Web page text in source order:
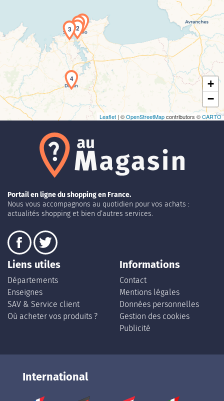
Chargement de la carte en cours...
1
2
3
4
+
−
Leaflet | ©OpenStreetMapcontributors ©CARTO
Portail en ligne du shopping en France.
Nous vous accompagnons au quotidien pour vos achats :
actualités shopping et bien d’autres services.
Liens utiles
Départements
Enseignes
SAV & Service client
Où acheter vos produits ?
Informations
Contact
Mentions légales
Données personnelles
Gestion des cookies
Publicité
International